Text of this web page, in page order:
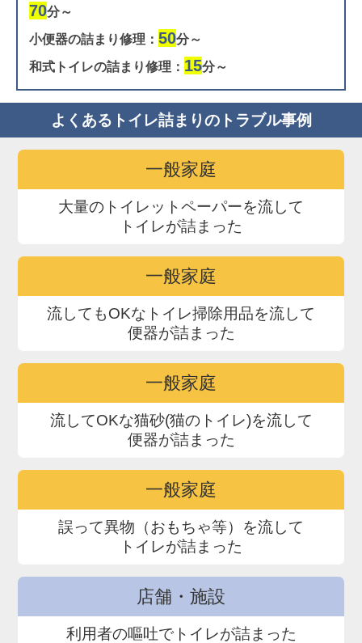
70分～
小便器の詰まり修理： 50分～
和式トイレの詰まり修理： 15分～
よくあるトイレ詰まりのトラブル事例
一般家庭
大量のトイレットペーパーを流して
トイレが詰まった
一般家庭
流してもOKなトイレ掃除用品を流して
便器が詰まった
一般家庭
流してOKな猫砂(猫のトイレ)を流して
便器が詰まった
一般家庭
誤って異物（おもちゃ等）を流して
トイレが詰まった
店舗・施設
利用者の嘔吐でトイレが詰まった